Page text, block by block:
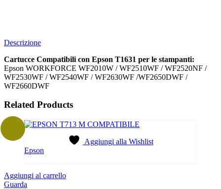
Descrizione
Cartucce Compatibili con Epson T1631 per le stampanti:
Epson WORKFORCE WF2010W / WF2510WF / WF2520NF /
WF2530WF / WF2540WF / WF2630WF /WF2650DWF /
WF2660DWF
Related Products
Aggiungi alla Wishlist
Epson
Aggiungi al carrello
Guarda